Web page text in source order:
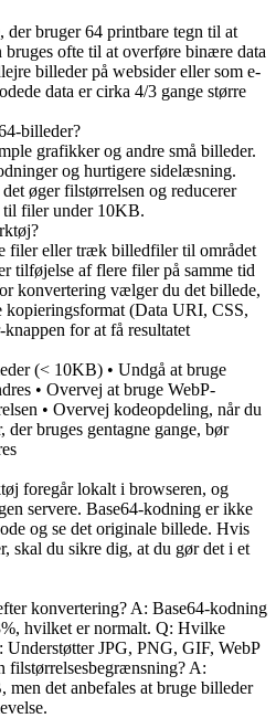
der bruger 64 printbare tegn til at
ofte til at overføre binære data
billeder på websider eller som e-
data er cirka 4/3 gange større
billeder?
grafikker og andre små billeder.
og hurtigere sidelæsning.
øger filstørrelsen og reducerer
til filer under 10KB.
filer eller træk billedfiler til området
tilføjelse af flere filer på samme tid
konvertering vælger du det billede,
(Data URI, CSS,
for at få resultatet
(< 10KB) • Undgå at bruge
• Overvej at bruge WebP-
• Overvej kodeopdeling, når du
bruges gentagne gange, bør
foregår lokalt i browseren, og
servere. Base64-kodning er ikke
og se det originale billede. Hvis
skal du sikre dig, at du gør det i et
konvertering? A: Base64-kodning
hvilket er normalt. Q: Hvilke
Understøtter JPG, PNG, GIF, WebP
filstørrelsesbegrænsning? A:
det anbefales at bruge billeder